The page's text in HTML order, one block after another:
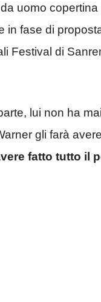
uomo copertina
fase di
Festival di
lui non ha
gli farà
fatto tutto il